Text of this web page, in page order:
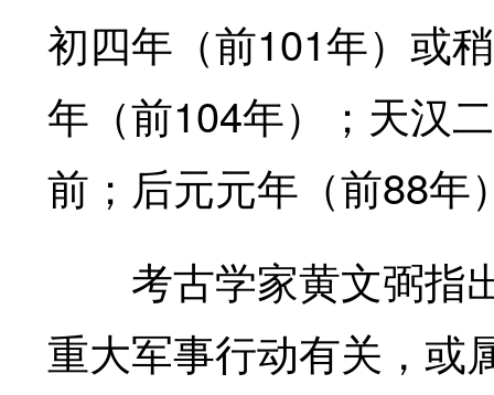
初四年（前101年）或
年（前104年）；天汉
前；后元元年（前88年
考古学家黄文弼指出
重大军事行动有关，或